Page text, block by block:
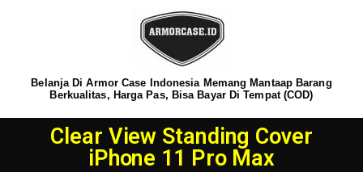
Belanja Di Armor Case Indonesia Memang Mantaap Barang
Berkualitas, Harga Pas, Bisa Bayar Di Tempat (COD)
Clear View Standing Cover
iPhone 11 Pro Max